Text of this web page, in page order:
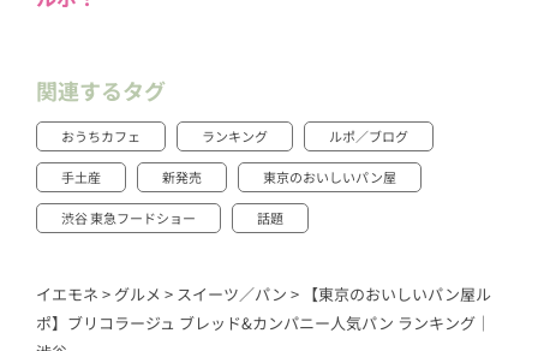
関連するタグ
おうちカフェ ランキング ルポ／ブログ
手土産 新発売 東京のおいしいパン屋
渋谷 東急フードショー 話題
イエモネ > グルメ > スイーツ／パン > 【東京のおいしいパン屋ル
ポ】ブリコラージュ ブレッド&カンパニー人気パン ランキング｜